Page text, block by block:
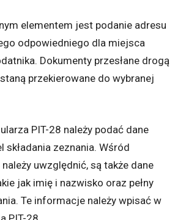
elementem jest podanie adresu
odpowiedniego dla miejsca
Dokumenty przesłane drogą
przekierowane do wybranej
PIT-28 należy podać dane
składania zeznania. Wśród
uwzględnić, są także dane
jak imię i nazwisko oraz pełny
Te informacje należy wpisać w